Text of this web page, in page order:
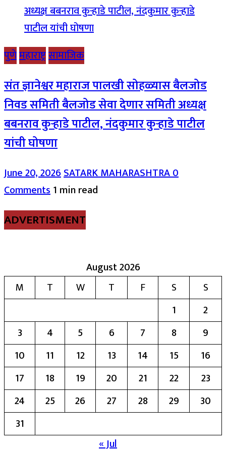
पुणेमहाराष्ट्रसामाजिक
संत ज्ञानेश्वर महाराज पालखी सोहळ्यास बैलजोड
निवड समिती बैलजोड सेवा देणार समिती अध्यक्ष
बबनराव कुऱ्हाडे पाटील, नंदकुमार कुऱ्हाडे पाटील
यांची घोषणा
June 20, 2026SATARK MAHARASHTRA0
Comments1 min read
ADVERTISMENT
August 2026
M
T W T F S
S
1
2
3
4 5 6 7 8
9
10
11 12 13 14 15
16
17
18 19 20 21 22
23
24
25 26 27 28 29
30
31
« Jul